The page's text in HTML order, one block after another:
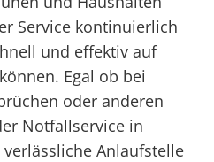
Service kontinuierlich
und effektiv auf
Egal ob bei
oder anderen
Notfallservice in
Anlaufstelle